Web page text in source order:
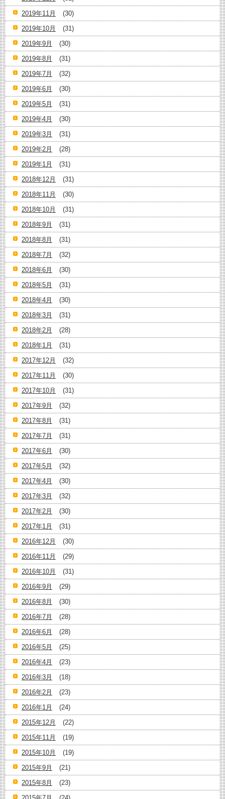
2019年11月
(30)
2019年10月
(31)
2019年9月
(30)
2019年8月
(31)
2019年7月
(32)
2019年6月
(30)
2019年5月
(31)
2019年4月
(30)
2019年3月
(31)
2019年2月
(28)
2019年1月
(31)
2018年12月
(31)
2018年11月
(30)
2018年10月
(31)
2018年9月
(31)
2018年8月
(31)
2018年7月
(32)
2018年6月
(30)
2018年5月
(31)
2018年4月
(30)
2018年3月
(31)
2018年2月
(28)
2018年1月
(31)
2017年12月
(32)
2017年11月
(30)
2017年10月
(31)
2017年9月
(32)
2017年8月
(31)
2017年7月
(31)
2017年6月
(30)
2017年5月
(32)
2017年4月
(30)
2017年3月
(32)
2017年2月
(30)
2017年1月
(31)
2016年12月
(30)
2016年11月
(29)
2016年10月
(31)
2016年9月
(29)
2016年8月
(30)
2016年7月
(28)
2016年6月
(28)
2016年5月
(25)
2016年4月
(23)
2016年3月
(18)
2016年2月
(23)
2016年1月
(24)
2015年12月
(22)
2015年11月
(19)
2015年10月
(19)
2015年9月
(21)
2015年8月
(23)